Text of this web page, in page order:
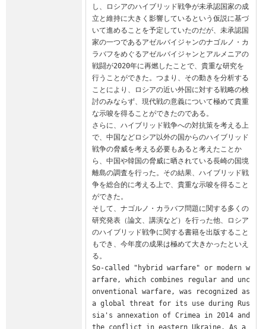
し、ロシアのハイブリッド戦争が未承認国家の成
立と維持に大きく影響しているという仮説に基づ
いて進めることを予定していたのだが、未承認国
家の一つであるアゼルバイジャンのナゴルノ・カ
ラバフをめぐるアゼルバイジャンとアルメニアの
戦闘が2020年に再燃したことで、貴重な研究を
行うことができた。つまり、その動きを分析する
ことにより、ロシアの近い外国に対する戦略の検
討のみならず、現代戦の意義について極めて貴重
な示唆を得ることができたのである。
さらに、ハイブリッド戦争への対抗策を考える上
で、中国などロシア以外の国からのハイブリッド
戦争の脅威を考える必要もあると考えたことか
ら、中国や韓国の脅威に晒されている長崎の国境
離島の調査を行った。その結果、ハイブリッド戦
争を総合的に考える上で、貴重な示唆を得ること
ができた。
そして、ナゴルノ・カラバフ問題に関する多くの
研究発表（論文、講演など）を行った他、ロシア
のハイブリッド戦争に関する書籍を出版すること
もでき、今年度の成果は極めて大きかったといえ
る。
So-called "hybrid warfare" or modern w
arfare, which combines regular and unc
onventional warfare, was recognized as
a global threat for its use during Rus
sia's annexation of Crimea in 2014 and
the conflict in eastern Ukraine. As a